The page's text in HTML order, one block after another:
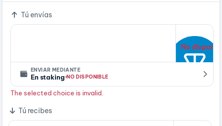
Tú envías
No
ENVIAR MEDIANTE
En staking·NO DISPONIBLE
The selected choice is invalid.
Tú recibes